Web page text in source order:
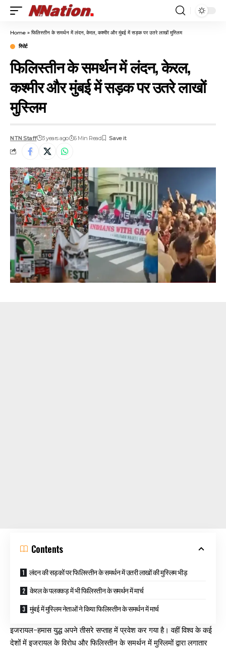
Home » फिलिस्तीन के समर्थन में लंदन, केरल, कश्मीर और मुंबई में सड़क पर उतरे लाखों मुस्लिम
रिपोर्ट
फिलिस्तीन के समर्थन में लंदन, केरल,
कश्मीर और मुंबई में सड़क पर उतरे लाखों
मुस्लिम
NTN Staff 3 years ago 6 Min Read
Contents
लंदन की सड़कों पर फिलिस्तीन के समर्थन में उतरी लाखों की मुस्लिम भीड़
केरल के पलक्कड़ में भी फिलिस्तीन के समर्थन में मार्च
मुंबई में मुस्लिम नेताओं ने किया फिलिस्तीन के समर्थन में मार्च
इजरायल-हमास युद्ध अपने तीसरे सप्ताह में प्रवेश कर गया है। वहीं विश्व के कई
देशों में इजरायल के विरोध और फिलिस्तीन के समर्थन में मुस्लिमों द्वारा लगातार